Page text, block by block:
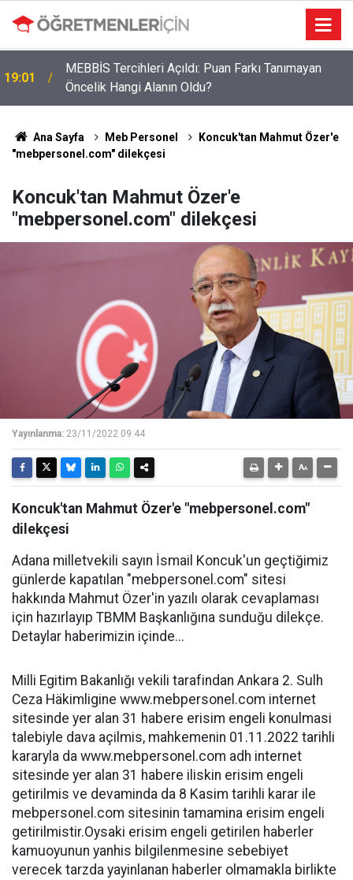
MEBBİS Tercihleri Açıldı: Puan Farkı Tanımayan
Öncelik Hangi Alanın Oldu?
09:03
Öğretmenlere Müjdeli Haber: Bu 12 İlde Norm
Kadro Tıkanıklığı Yaşanmayacak
Ana Sayfa Meb Personel
Koncuk'tan Mahmut Özer'e
"mebpersonel.com" dilekçesi
Koncuk'tan Mahmut Özer'e
"mebpersonel.com" dilekçesi
Yayınlanma: 23/11/2022 09:44
Koncuk'tan Mahmut Özer'e "mebpersonel.com"
dilekçesi
Adana milletvekili sayın İsmail Koncuk'un geçtiğimiz
günlerde kapatılan "mebpersonel.com" sitesi
hakkında Mahmut Özer'in yazılı olarak cevaplaması
için hazırlayıp TBMM Başkanlığına sunduğu dilekçe.
Detaylar haberimizin içinde...
Milli Egitim Bakanlığı vekili tarafindan Ankara 2. Sulh
Ceza Häkimligine www.mebpersonel.com internet
sitesinde yer alan 31 habere erisim engeli konulmasi
talebiyle dava açilmis, mahkemenin 01.11.2022 tarihli
kararyla da www.mebpersonel.com adh internet
sitesinde yer alan 31 habere iliskin erisim engeli
getirilmis ve devaminda da 8 Kasim tarihli karar ile
mebpersonel.com sitesinin tamamina erisim engeli
getirilmistir.Oysaki erisim engeli getirilen haberler
kamuoyunun yanhis bilgilenmesine sebebiyet
verecek tarzda yayinlanan haberler olmamakla birlikte